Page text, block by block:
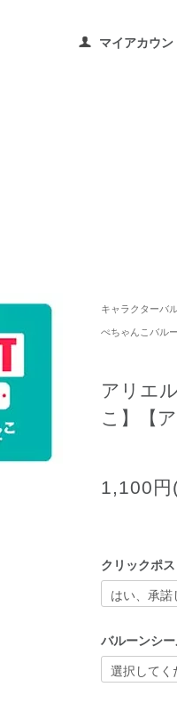
マイアカウン
キャラクターバ
ぺちゃんこバル
アリエ
こ】【
1,100
クリックポ
バルーンシ